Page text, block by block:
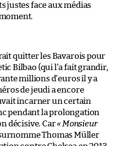
justes face aux médias
quitter les Bavarois pour
Bilbao (qui l’a fait grandir,
millions d’euros il y a
de jeudi a encore
incarner un certain
pendant la prolongation
décisive. Car« Monsieur
Thomas Müller